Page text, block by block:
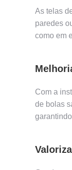
As telas
paredes
como em
Com a
de bolas